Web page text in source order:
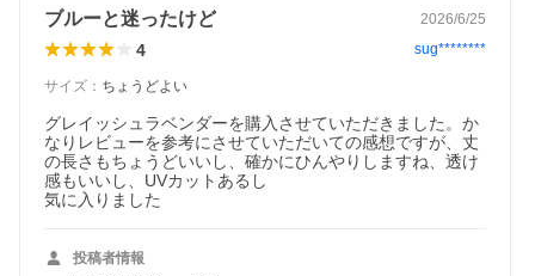
ブルーと迷ったけど 2026/6/25
4 sug********
サイズ ： ちょうどよい
グレイッシュラベンダーを購入させていただきました。か
なりレビューを参考にさせていただいての感想ですが、丈
の長さもちょうどいいし、確かにひんやりしますね、透け
感もいいし、UVカットあるし
気に入りました
投稿者情報